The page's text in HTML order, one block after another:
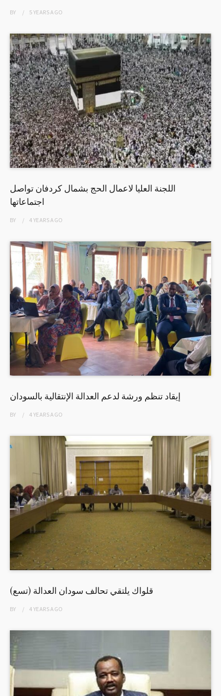
BY 5 YEARSAGO
اللجنة العليا لاعمال الحج بشمال كردفان تواصل
اجتماعاتها
BY 4 YEARSAGO
إيقاد تنظم ورشة لدعم العدالة الإنتقالية بالسودان
BY 4 YEARSAGO
قلواك يلتقي تحالف سودان العدالة (تسع)
BY 4 YEARSAGO